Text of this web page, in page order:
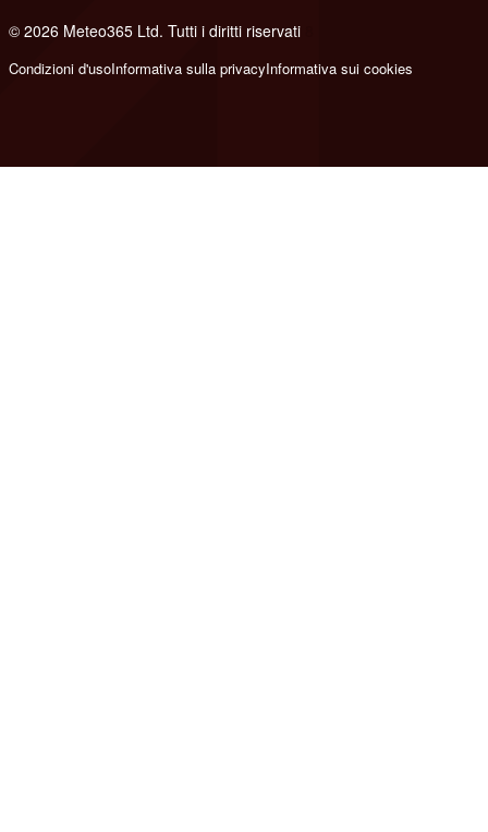
© 2026 Meteo365 Ltd. Tutti i diritti riservati
Condizioni d'usoInformativa sulla privacyInformativa sui cookies